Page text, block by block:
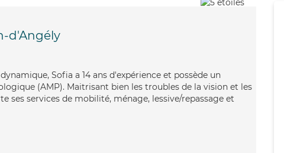
d'Angély
Sofia a 14 ans d'expérience et possède un
(AMP). Maitrisant bien les troubles de la vision et les
ses services de mobilité, ménage, lessive/repassage et